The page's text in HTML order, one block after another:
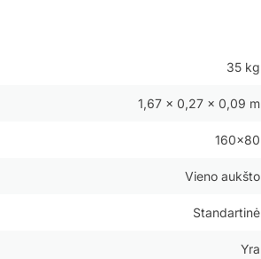
35 kg
1,67 × 0,27 × 0,09 m
160×80
Vieno aukšto
Standartinė
Yra